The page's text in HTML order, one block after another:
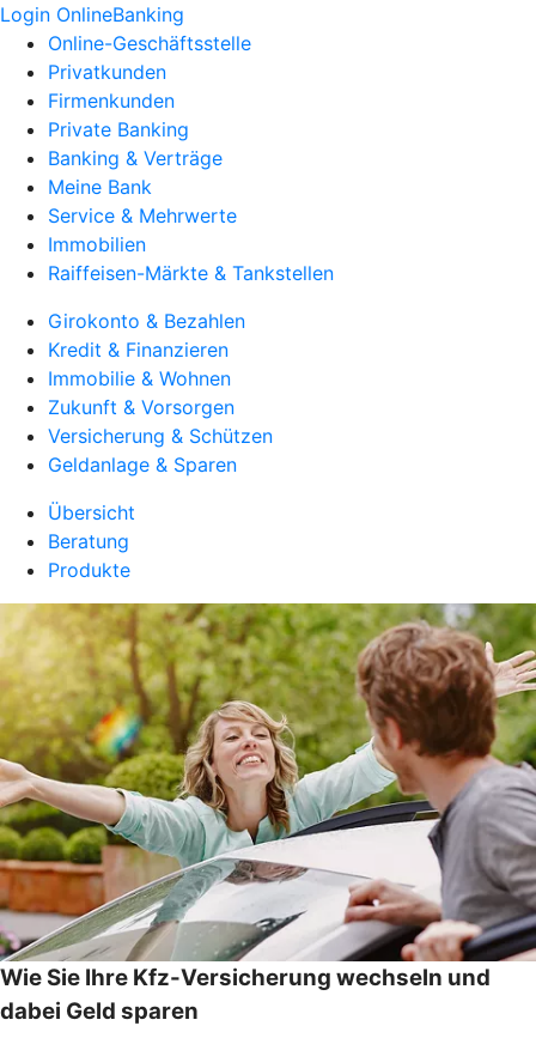
Login OnlineBanking
Online-Geschäftsstelle
Privatkunden
Firmenkunden
Private Banking
Banking & Verträge
Meine Bank
Service & Mehrwerte
Immobilien
Raiffeisen-Märkte & Tankstellen
Girokonto & Bezahlen
Kredit & Finanzieren
Immobilie & Wohnen
Zukunft & Vorsorgen
Versicherung & Schützen
Geldanlage & Sparen
Übersicht
Beratung
Produkte
Wie Sie Ihre Kfz-Versicherung wechseln und
dabei Geld sparen